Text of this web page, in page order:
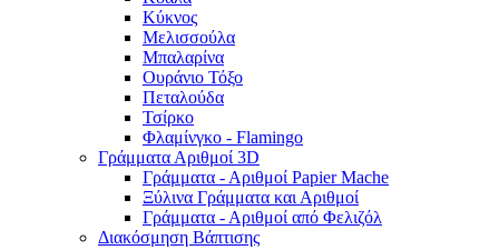
Κύκνος
Μελισσούλα
Μπαλαρίνα
Ουράνιο Τόξο
Πεταλούδα
Τσίρκο
Φλαμίνγκο - Flamingo
Γράμματα Αριθμοί 3D
Γράμματα - Αριθμοί Papier Mache
Ξύλινα Γράμματα και Αριθμοί
Γράμματα - Αριθμοί από Φελιζόλ
Διακόσμηση Βάπτισης